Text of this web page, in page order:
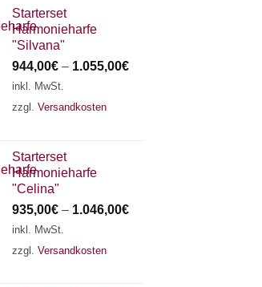
Starterset
Harmonieharfe
"Silvana"
944,00€ – 1.055,00€
inkl. MwSt.
zzgl. Versandkosten
Starterset
Harmonieharfe
"Celina"
935,00€ – 1.046,00€
inkl. MwSt.
zzgl. Versandkosten